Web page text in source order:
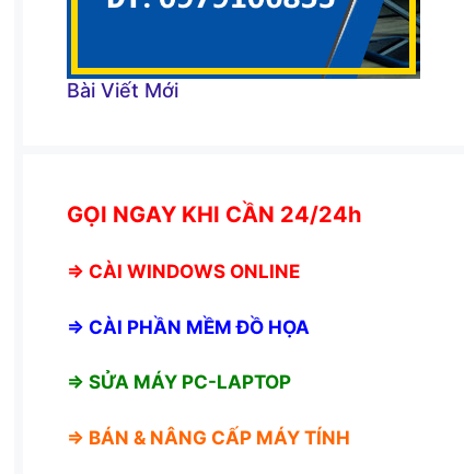
Bài Viết Mới
GỌI NGAY KHI CẦN 24/24h
⇒ CÀI WINDOWS ONLINE
⇒ CÀI PHẦN MỀM ĐỒ HỌA
⇒ SỬA MÁY PC-LAPTOP
⇒ BÁN & NÂNG CẤP MÁY TÍNH